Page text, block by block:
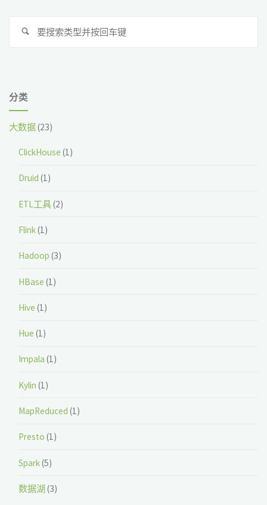
的
的
搜
分类
大数据(23)
ClickHouse (1)
Druid (1)
ETL工具(2)
Flink(1)
Hadoop (3)
HBase (1)
Hive (1)
Hue (1)
Impala (1)
Kylin (1)
MapReduced (1)
Presto (1)
Spark(5)
数据湖(3)